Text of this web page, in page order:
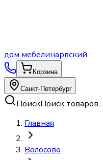
доммебелинарвский
Корзина
Санкт-Петербург
ПоискПоиск товаров...
Главная
Волосово